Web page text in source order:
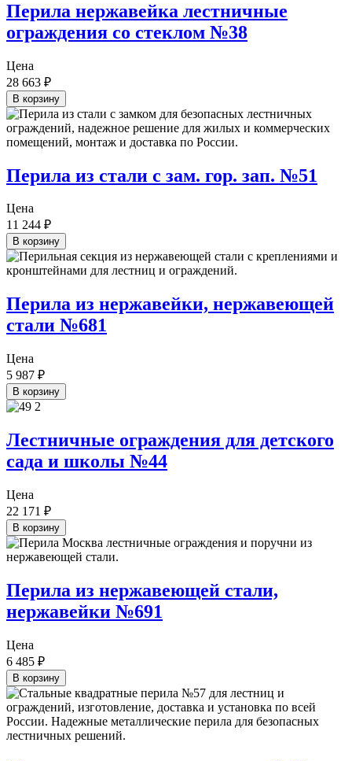
Перила нержавейка лестничные
ограждения со стеклом №38
Цена
28 663 ₽
В корзину
Перила из стали с зам. гор. зап. №51
Цена
11 244 ₽
В корзину
Перила из нержавейки, нержавеющей
стали №681
Цена
5 987 ₽
В корзину
Лестничные ограждения для детского
сада и школы №44
Цена
22 171 ₽
В корзину
Перила из нержавеющей стали,
нержавейки №691
Цена
6 485 ₽
В корзину